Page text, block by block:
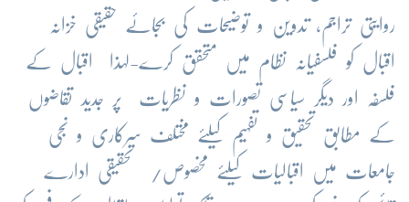
روایتی تراجم، تدوین و توضیحات کی بجائے حقیقی خزانہ
اقبال کو فلسفیانہ نظام میں متحقق کرے-لہذا اقبال کے
فلسفہ اور دیگر سیاسی تصورات و نظریات پر جدید تقاضوں
کے مطابق تحقیق و تفہیم کیلئے مختلف سرکاری و نجی
جامعات میں اقبالیات کیلئے مخصوص/ تحقیقی ادارے